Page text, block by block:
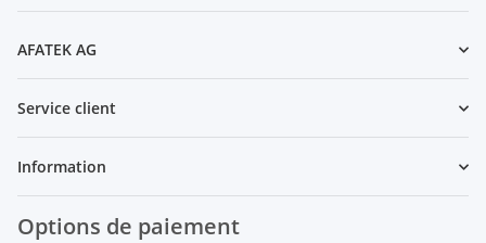
AFATEK AG
Service client
Information
Options de paiement